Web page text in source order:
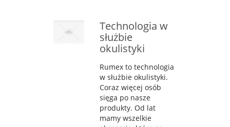
Technologia w
służbie
okulistyki
Rumex to technologia
w służbie okulistyki.
Coraz więcej osób
sięga po nasze
produkty. Od lat
mamy wszelkie